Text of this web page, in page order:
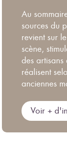
Au
sources du
revient sur
scène,
des artisans
réalisent
anciennes
Voir +